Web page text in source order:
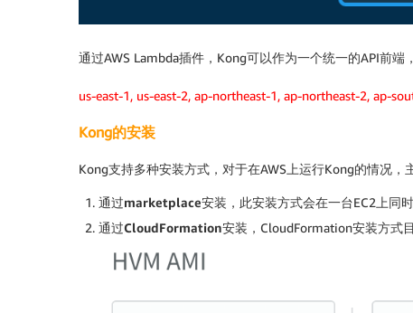
通过AWS Lambda插件，Kong可以作为一个统一的API前
us-east-1, us-east-2, ap-northeast-1, ap-northeast-2, ap-
Kong的安装
Kong支持多种安装方式，对于在AWS上运行Kong的情况，
通过marketplace安装 ，此安装方式会在一台EC2上同
通过CloudFormation安装 ，CloudFormation安装方式